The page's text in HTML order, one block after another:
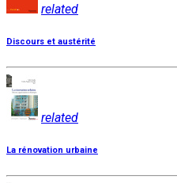
related
Discours et austérité
related
La rénovation urbaine